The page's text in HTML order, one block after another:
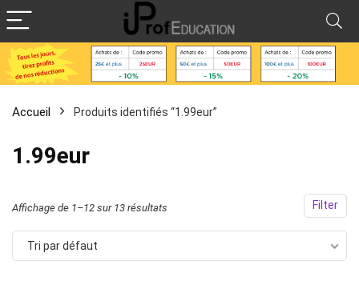
Accueil Produits identifiés “1.99eur”
1.99eur
Filter
Affichage de 1–12 sur 13 résultats
Tri par défaut